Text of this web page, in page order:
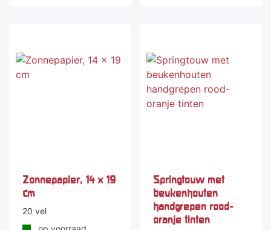
Zonnepapier, 14 x 19
cm
20 vel
Springtouw met
beukenhouten
handgrepen rood-
oranje tinten